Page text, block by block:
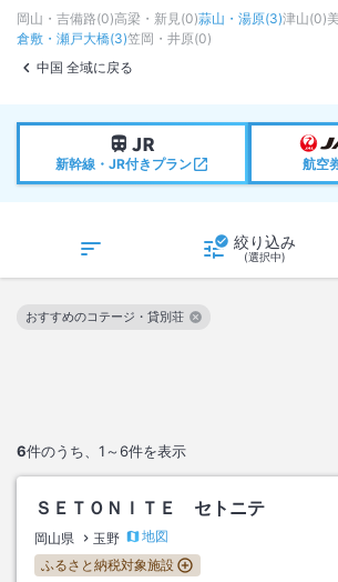
岡山・吉備路(0)高梁・新見(0)蒜山・湯原(3)津山(0)
倉敷・瀬戸大橋(3)笠岡・井原(0)
中国 全域に戻る
新幹線・JR付きプラン 航空
絞り込み
(選択中)
6件のうち、 1～6件を表示
おすすめのコテージ・貸別荘
この絞り込み条件を解除
ＳＥＴＯＮＩＴＥ セトニテ
岡山県 玉野
地図
ふるさと納税対象施設